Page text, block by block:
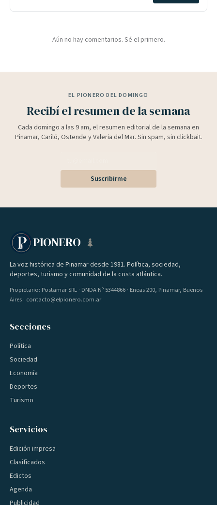
Aún no hay comentarios. Sé el primero.
EL PIONERO DEL DOMINGO
Recibí el resumen de la semana
Cada domingo a las 9 am, el resumen editorial de la semana en
Pinamar, Cariló, Ostende y Valeria del Mar. Sin spam, sin clickbait.
Suscribirme
PIONERO
La voz histórica de Pinamar desde 1981. Política, sociedad,
deportes, turismo y comunidad de la costa atlántica.
Propietario: Postamar SRL · DNDA Nº 5344866 · Eneas 200, Pinamar, Buenos
Aires · contacto@elpionero.com.ar
Secciones
Política
Sociedad
Economía
Deportes
Turismo
Servicios
Edición impresa
Clasificados
Edictos
Agenda
Publicidad